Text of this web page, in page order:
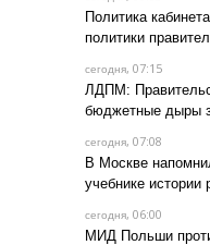
Политика
политики
сегодня, 07:15
ЛДПМ:
бюджетные дыры
сегодня, 07:08
В Москве
учебнике истории
сегодня, 06:00
МИД Польши